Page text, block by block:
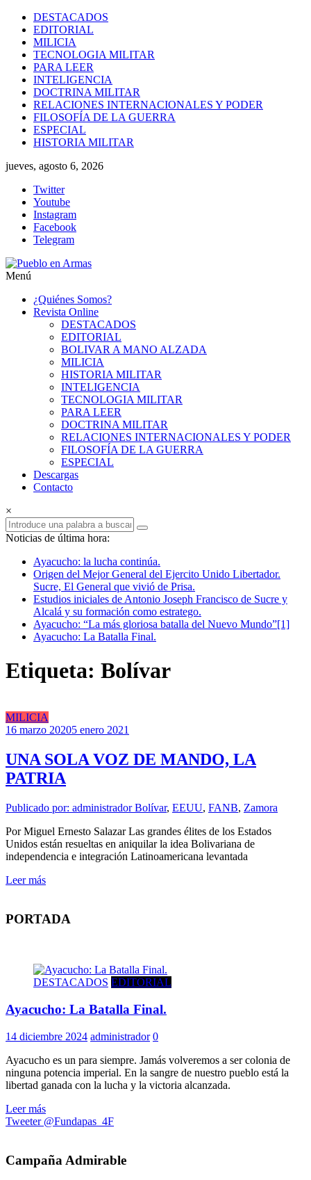
Saltar
contenido
DESTACADOS
EDITORIAL
MILICIA
TECNOLOGIA MILITAR
PARA LEER
INTELIGENCIA
DOCTRINA MILITAR
RELACIONES INTERNACIONALES Y PODER
FILOSOFÍA DE LA GUERRA
ESPECIAL
HISTORIA MILITAR
jueves, agosto 6, 2026
Twitter
Youtube
Instagram
Facebook
Telegram
Armas
Menú
¿Quiénes Somos?
Revista Online
DESTACADOS
EDITORIAL
BOLIVAR A MANO ALZADA
MILICIA
HISTORIA MILITAR
INTELIGENCIA
TECNOLOGIA MILITAR
PARA LEER
DOCTRINA MILITAR
RELACIONES INTERNACIONALES Y PODER
FILOSOFÍA DE LA GUERRA
ESPECIAL
Descargas
Contacto
×
Noticias de última hora:
Ayacucho: la lucha continúa.
Origen del Mejor General del Ejercito Unido Libertador.
Sucre, El General que vivió de Prisa.
Estudios iniciales de Antonio Joseph Francisco de Sucre y
Alcalá y su formación como estratego.
Ayacucho: “La más gloriosa batalla del Nuevo Mundo”[1]
Ayacucho: La Batalla Final.
Etiqueta: Bolívar
MILICIA
16 marzo 20205 enero 2021
UNA SOLA VOZ DE MANDO, LA
PATRIA
Publicado por: administradorBolívar, EEUU, FANB, Zamora
Por Miguel Ernesto Salazar Las grandes élites de los Estados
Unidos están resueltas en aniquilar la idea Bolivariana de
independencia e integración Latinoamericana levantada
Leer más
PORTADA
DESTACADOS EDITORIAL
Ayacucho: La Batalla Final.
14 diciembre 2024 administrador 0
Ayacucho es un para siempre. Jamás volveremos a ser colonia de
ninguna potencia imperial. En la sangre de nuestro pueblo está la
libertad ganada con la lucha y la victoria alcanzada.
Leer más
Tweeter @Fundapas_4F
Campaña Admirable